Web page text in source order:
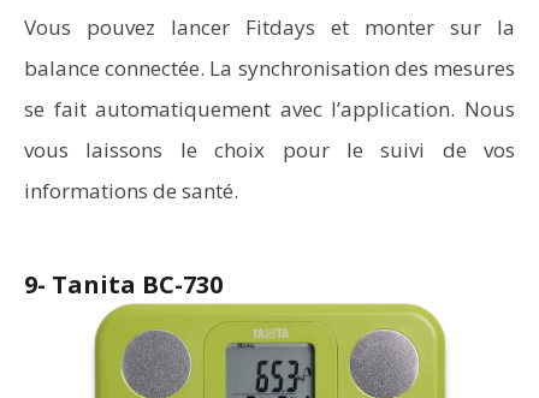
Vous pouvez lancer Fitdays et monter sur la
balance connectée. La synchronisation des mesures
se fait automatiquement avec l’application. Nous
vous laissons le choix pour le suivi de vos
informations de santé.
9- Tanita BC-730